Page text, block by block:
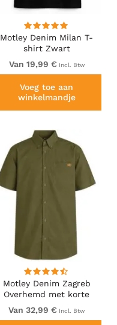
Motley Denim Milan T-
shirt Zwart
Van 19,99 € Incl. Btw
Voeg toe aan
winkelmandje
Motley Denim Zagreb
Overhemd met korte
mouw Donker khaki
Van 32,99 € Incl. Btw